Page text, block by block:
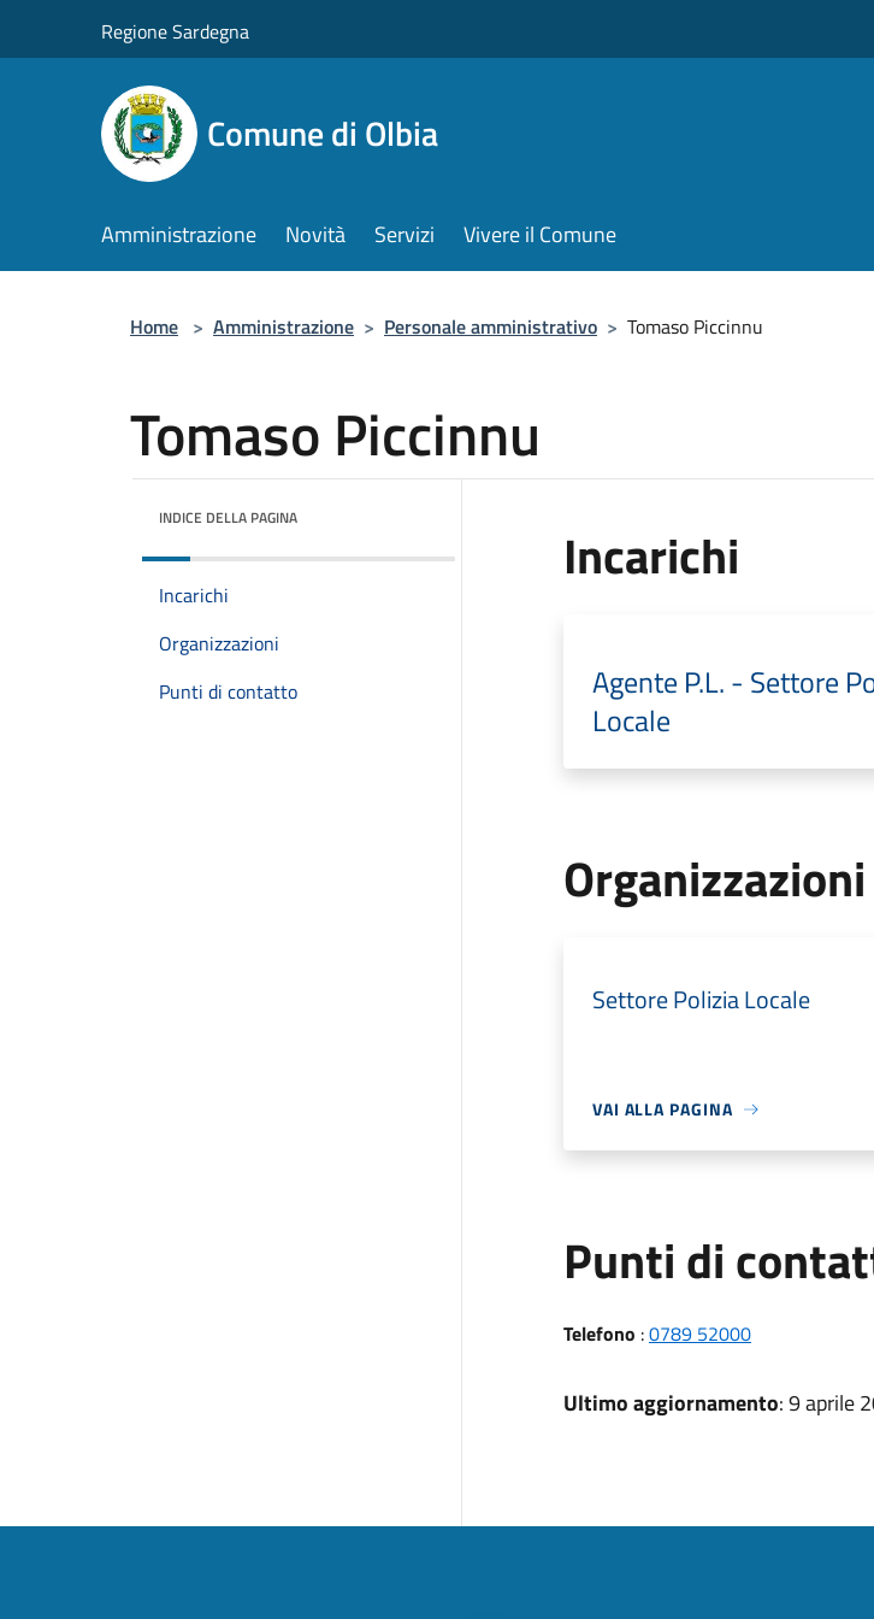
Regione Sardegna
Comune di Olbia
Amministrazione Novità Servizi Vivere il Comune
Home > Amministrazione > Personale amministrativo > Tomaso Piccinnu
Tomaso Piccinnu
INDICE DELLA PAGINA
Incarichi
Organizzazioni
Punti di contatto
Incarichi
Agente P.L. - Settore
Locale
Organizzazioni
Settore Polizia Locale
VAI ALLA PAGINA
Punti di
Telefono :0789 52000
Ultimo aggiornamento: 9 aprile